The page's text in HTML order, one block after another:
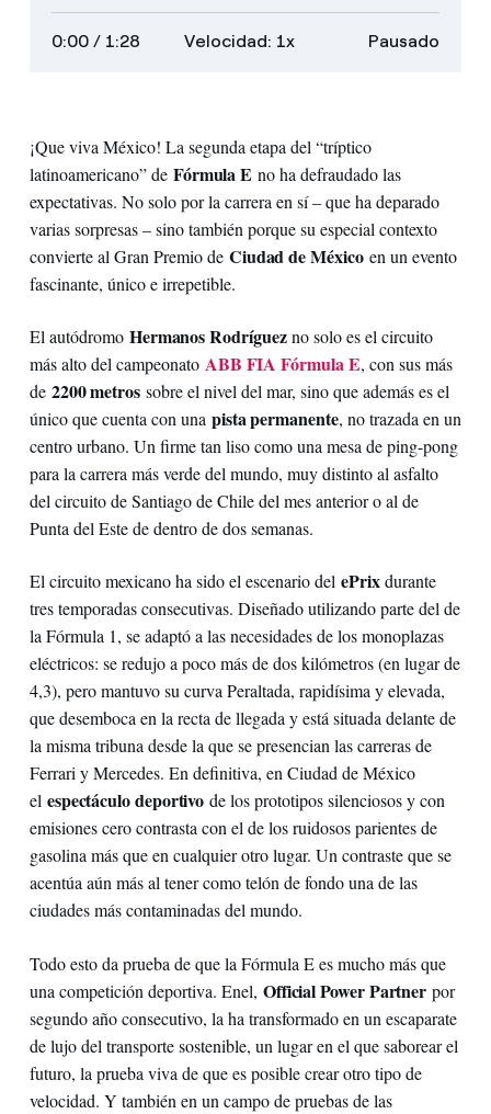
subtítulos
descripciones
transcripción
a
pantalla
0:00/ 1:28 Velocidad: 1x Pausado
¡Que viva México! La segunda etapa del “tríptico
latinoamericano” de Fórmula E no ha defraudado las
expectativas. No solo por la carrera en sí – que ha deparado
varias sorpresas – sino también porque su especial contexto
convierte al Gran Premio de Ciudad de Méxicoen un evento
fascinante, único e irrepetible.
El autódromo Hermanos Rodríguezno solo es el circuito
más alto del campeonato ABB FIA Fórmula E, con sus más
de 2200 metros sobre el nivel del mar, sino que además es el
único que cuenta con una pista permanente, no trazada en un
centro urbano. Un firme tan liso como una mesa de ping-pong
para la carrera más verde del mundo, muy distinto al asfalto
del circuito de Santiago de Chile del mes anterior o al de
Punta del Este de dentro de dos semanas.
El circuito mexicano ha sido el escenario del ePrixdurante
tres temporadas consecutivas. Diseñado utilizando parte del de
la Fórmula 1, se adaptó a las necesidades de los monoplazas
eléctricos: se redujo a poco más de dos kilómetros (en lugar de
4,3), pero mantuvo su curva Peraltada, rapidísima y elevada,
que desemboca en la recta de llegada y está situada delante de
la misma tribuna desde la que se presencian las carreras de
Ferrari y Mercedes. En definitiva, en Ciudad de México
el espectáculo deportivo de los prototipos silenciosos y con
emisiones cero contrasta con el de los ruidosos parientes de
gasolina más que en cualquier otro lugar. Un contraste que se
acentúa aún más al tener como telón de fondo una de las
ciudades más contaminadas del mundo.
Todo esto da prueba de que la Fórmula E es mucho más que
una competición deportiva. Enel, Official Power Partner por
segundo año consecutivo, la ha transformado en un escaparate
de lujo del transporte sostenible, un lugar en el que saborear el
futuro, la prueba viva de que es posible crear otro tipo de
velocidad. Y también en un campo de pruebas de las